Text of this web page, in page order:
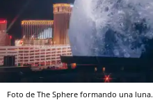
Foto de The Sphere formando una luna.